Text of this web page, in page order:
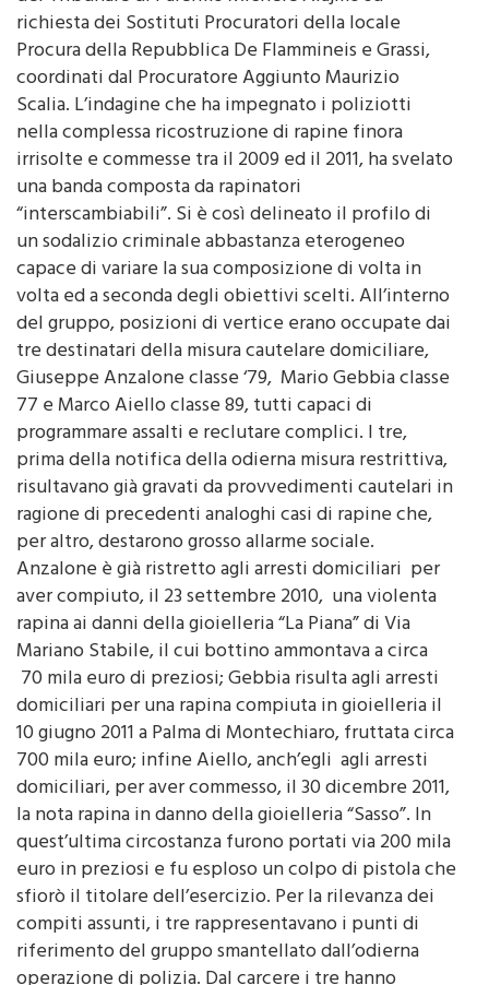
richiesta dei Sostituti Procuratori della locale
Procura della Repubblica De Flammineis e Grassi,
coordinati dal Procuratore Aggiunto Maurizio
Scalia. L’indagine che ha impegnato i poliziotti
nella complessa ricostruzione di rapine finora
irrisolte e commesse tra il 2009 ed il 2011, ha svelato
una banda composta da rapinatori
“interscambiabili”. Si è così delineato il profilo di
un sodalizio criminale abbastanza eterogeneo
capace di variare la sua composizione di volta in
volta ed a seconda degli obiettivi scelti. All’interno
del gruppo, posizioni di vertice erano occupate dai
tre destinatari della misura cautelare domiciliare,
Giuseppe Anzalone classe ‘79, Mario Gebbia classe
77 e Marco Aiello classe 89, tutti capaci di
programmare assalti e reclutare complici. I tre,
prima della notifica della odierna misura restrittiva,
risultavano già gravati da provvedimenti cautelari in
ragione di precedenti analoghi casi di rapine che,
per altro, destarono grosso allarme sociale.
Anzalone è già ristretto agli arresti domiciliari per
aver compiuto, il 23 settembre 2010, una violenta
rapina ai danni della gioielleria “La Piana” di Via
Mariano Stabile, il cui bottino ammontava a circa
70 mila euro di preziosi; Gebbia risulta agli arresti
domiciliari per una rapina compiuta in gioielleria il
10 giugno 2011 a Palma di Montechiaro, fruttata circa
700 mila euro; infine Aiello, anch’egli agli arresti
domiciliari, per aver commesso, il 30 dicembre 2011,
la nota rapina in danno della gioielleria “Sasso”. In
quest’ultima circostanza furono portati via 200 mila
euro in preziosi e fu esploso un colpo di pistola che
sfiorò il titolare dell’esercizio. Per la rilevanza dei
compiti assunti, i tre rappresentavano i punti di
riferimento del gruppo smantellato dall’odierna